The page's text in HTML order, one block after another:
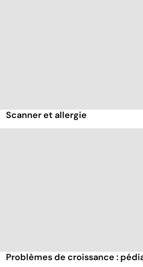
Scanner et allergie
Problèmes de croissance :